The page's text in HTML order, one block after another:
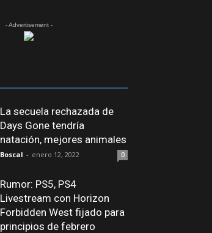
- Advertisement -
La secuela rechazada de
Days Gone tendría
natación, mejores animales
Boscal - enero 12, 2022 0
Rumor: PS5, PS4
Livestream con Horizon
Forbidden West fijado para
principios de febrero